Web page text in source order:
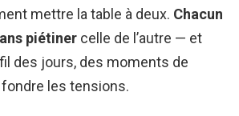
mettre la table à deux. Chacun
piétiner celle de l’autre — et
des jours, des moments de
les tensions.